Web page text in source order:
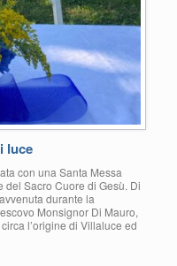
luce
con una Santa Messa
Sacro Cuore di Gesù. Di
durante la
Monsignor Di Mauro,
l’origine di Villaluce ed